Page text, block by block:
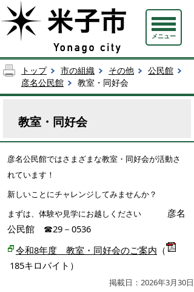
メニュー
トップ 市の組織 その他
公民館
彦名公民館
教室・同好会
教室・同好会
彦名公民館ではさまざまな教室・同好会が活動さ
れています！
新しいことにチャレンジしてみませんか？
まずは、体験や見学にお越しください
彦名
公民館 ☎29－0536
令和8年度 教室・同好会のご案内 （
185キロバイト）
掲載日：2026年3月30日